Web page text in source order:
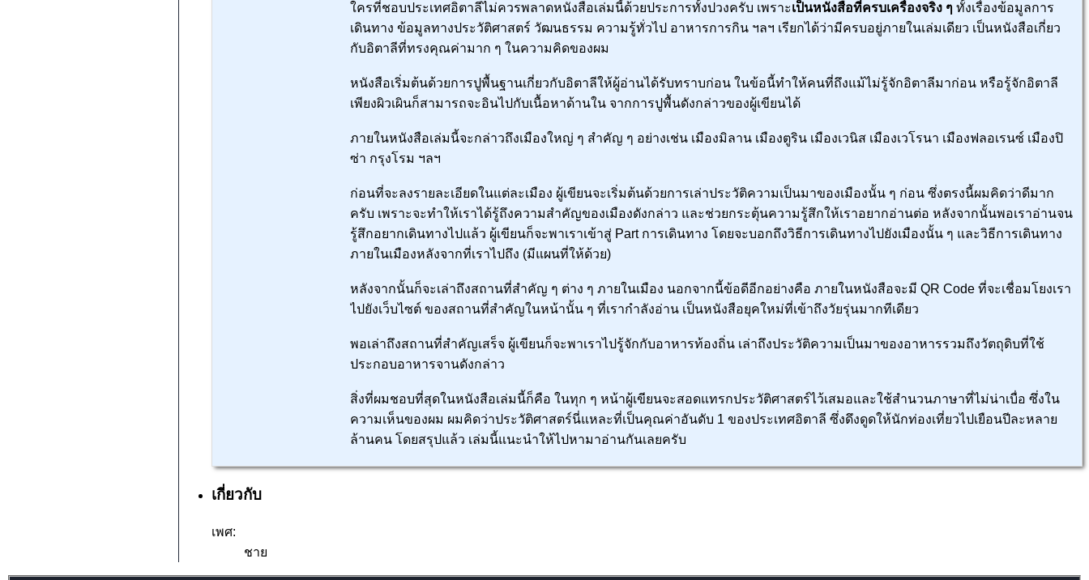
ใครที่ชอบประเทศอิตาลีไม่ควรพลาดหนังสือเล่มนี้ด้วยประการทั้งปวงครับ เพราะเป็นหนังสือที่ครบเครื่องจริง ๆ ทั้งเรื่องข้อมูลการ
เดินทาง ข้อมูลทางประวัติศาสตร์ วัฒนธรรม ความรู้ทั่วไป อาหารการกิน ฯลฯ เรียกได้ว่ามีครบอยู่ภายในเล่มเดียว เป็นหนังสือเกี่ยว
กับอิตาลีที่ทรงคุณค่ามาก ๆ ในความคิดของผม
หนังสือเริ่มต้นด้วยการปูพื้นฐานเกี่ยวกับอิตาลีให้ผู้อ่านได้รับทราบก่อน ในข้อนี้ทำให้คนที่ถึงแม้ไม่รู้จักอิตาลีมาก่อน หรือรู้จักอิตาลี
เพียงผิวเผินก็สามารถจะอินไปกับเนื้อหาด้านใน จากการปูพื้นดังกล่าวของผู้เขียนได้
ภายในหนังสือเล่มนี้จะกล่าวถึงเมืองใหญ่ ๆ สำคัญ ๆ อย่างเช่น เมืองมิลาน เมืองตูริน เมืองเวนิส เมืองเวโรนา เมืองฟลอเรนซ์ เมืองปิ
ซ่า กรุงโรม ฯลฯ
ก่อนที่จะลงรายละเอียดในแต่ละเมือง ผู้เขียนจะเริ่มต้นด้วยการเล่าประวัติความเป็นมาของเมืองนั้น ๆ ก่อน ซึ่งตรงนี้ผมคิดว่าดีมาก
ครับ เพราะจะทำให้เราได้รู้ถึงความสำคัญของเมืองดังกล่าว และช่วยกระตุ้นความรู้สึกให้เราอยากอ่านต่อ หลังจากนั้นพอเราอ่านจน
รู้สึกอยากเดินทางไปแล้ว ผู้เขียนก็จะพาเราเข้าสู่ Part การเดินทาง โดยจะบอกถึงวิธีการเดินทางไปยังเมืองนั้น ๆ และวิธีการเดินทาง
ภายในเมืองหลังจากที่เราไปถึง (มีแผนที่ให้ด้วย)
หลังจากนั้นก็จะเล่าถึงสถานที่สำคัญ ๆ ต่าง ๆ ภายในเมือง นอกจากนี้ข้อดีอีกอย่างคือ ภายในหนังสือจะมี QR Code ที่จะเชื่อมโยงเรา
ไปยังเว็บไซต์ ของสถานที่สำคัญในหน้านั้น ๆ ที่เรากำลังอ่าน เป็นหนังสือยุคใหม่ที่เข้าถึงวัยรุ่นมากทีเดียว
พอเล่าถึงสถานที่สำคัญเสร็จ ผู้เขียนก็จะพาเราไปรู้จักกับอาหารท้องถิ่น เล่าถึงประวัติความเป็นมาของอาหารรวมถึงวัตถุดิบที่ใช้
ประกอบอาหารจานดังกล่าว
สิ่งที่ผมชอบที่สุดในหนังสือเล่มนี้ก็คือ ในทุก ๆ หน้าผู้เขียนจะสอดแทรกประวัติศาสตร์ไว้เสมอและใช้สำนวนภาษาที่ไม่น่าเบื่อ ซึ่งใน
ความเห็นของผม ผมคิดว่าประวัติศาสตร์นี่แหละที่เป็นคุณค่าอันดับ 1 ของประเทศอิตาลี ซึ่งดึงดูดให้นักท่องเที่ยวไปเยือนปีละหลาย
ล้านคน โดยสรุปแล้ว เล่มนี้แนะนำให้ไปหามาอ่านกันเลยครับ
เกี่ยวกับ
เพศ:
ชาย